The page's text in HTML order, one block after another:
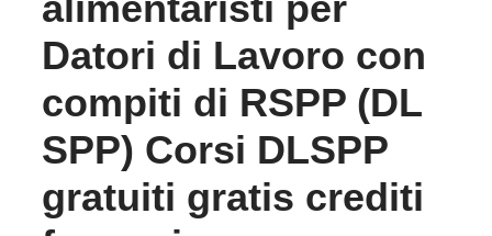
Datori di Lavoro con
compiti di RSPP (DL
SPP) Corsi DLSPP
gratuiti gratis crediti